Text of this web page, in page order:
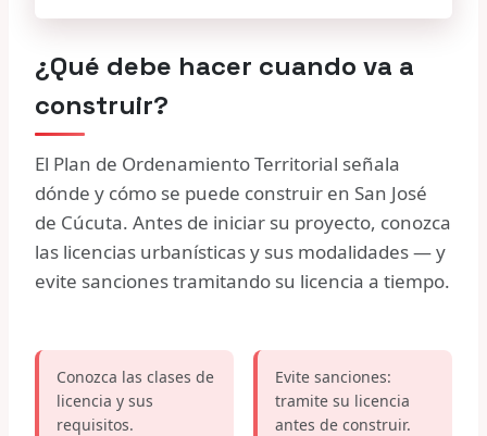
¿Qué debe hacer cuando va a
construir?
El Plan de Ordenamiento Territorial señala
dónde y cómo se puede construir en San José
de Cúcuta. Antes de iniciar su proyecto, conozca
las licencias urbanísticas y sus modalidades — y
evite sanciones tramitando su licencia a tiempo.
Conozca las clases de
licencia y sus
requisitos.
Evite sanciones:
tramite su licencia
antes de construir.